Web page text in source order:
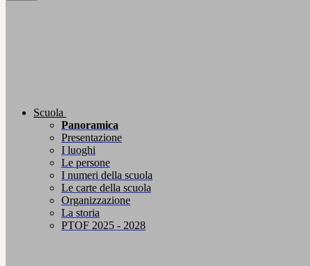
Scuola
Panoramica
Presentazione
I luoghi
Le persone
I numeri della scuola
Le carte della scuola
Organizzazione
La storia
PTOF 2025 - 2028